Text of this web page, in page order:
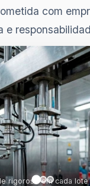
com
e
rigoroso em cada lote